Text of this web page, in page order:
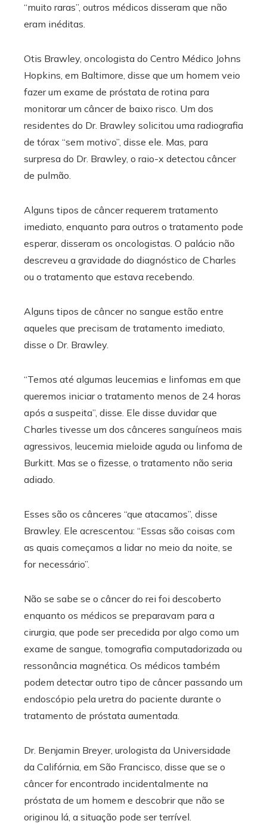
“muito raras”, outros médicos disseram que não
eram inéditas.
Otis Brawley, oncologista do Centro Médico Johns
Hopkins, em Baltimore, disse que um homem veio
fazer um exame de próstata de rotina para
monitorar um câncer de baixo risco. Um dos
residentes do Dr. Brawley solicitou uma radiografia
de tórax “sem motivo”, disse ele. Mas, para
surpresa do Dr. Brawley, o raio-x detectou câncer
de pulmão.
Alguns tipos de câncer requerem tratamento
imediato, enquanto para outros o tratamento pode
esperar, disseram os oncologistas. O palácio não
descreveu a gravidade do diagnóstico de Charles
ou o tratamento que estava recebendo.
Alguns tipos de câncer no sangue estão entre
aqueles que precisam de tratamento imediato,
disse o Dr. Brawley.
“Temos até algumas leucemias e linfomas em que
queremos iniciar o tratamento menos de 24 horas
após a suspeita”, disse. Ele disse duvidar que
Charles tivesse um dos cânceres sanguíneos mais
agressivos, leucemia mieloide aguda ou linfoma de
Burkitt. Mas se o fizesse, o tratamento não seria
adiado.
Esses são os cânceres “que atacamos”, disse
Brawley. Ele acrescentou: “Essas são coisas com
as quais começamos a lidar no meio da noite, se
for necessário”.
Não se sabe se o câncer do rei foi descoberto
enquanto os médicos se preparavam para a
cirurgia, que pode ser precedida por algo como um
exame de sangue, tomografia computadorizada ou
ressonância magnética. Os médicos também
podem detectar outro tipo de câncer passando um
endoscópio pela uretra do paciente durante o
tratamento de próstata aumentada.
Dr. Benjamin Breyer, urologista da Universidade
da Califórnia, em São Francisco, disse que se o
câncer for encontrado incidentalmente na
próstata de um homem e descobrir que não se
originou lá, a situação pode ser terrível.